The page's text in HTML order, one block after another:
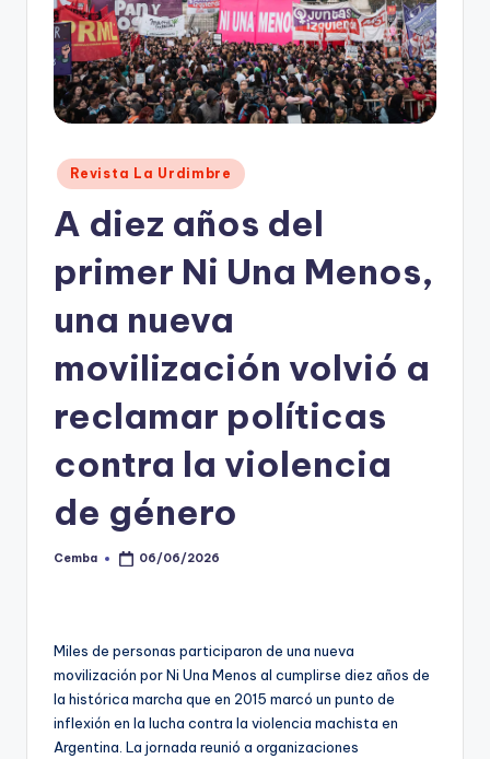
A
Posted
in
Revista La Urdimbre
A diez años del
primer Ni Una Menos,
una nueva
movilización volvió a
reclamar políticas
contra la violencia
de género
Posted
Cemba 06/06/2026
Miles de personas participaron de una nueva
movilización por Ni Una Menos al cumplirse diez años de
la histórica marcha que en 2015 marcó un punto de
inflexión en la lucha contra la violencia machista en
Argentina. La jornada reunió a organizaciones